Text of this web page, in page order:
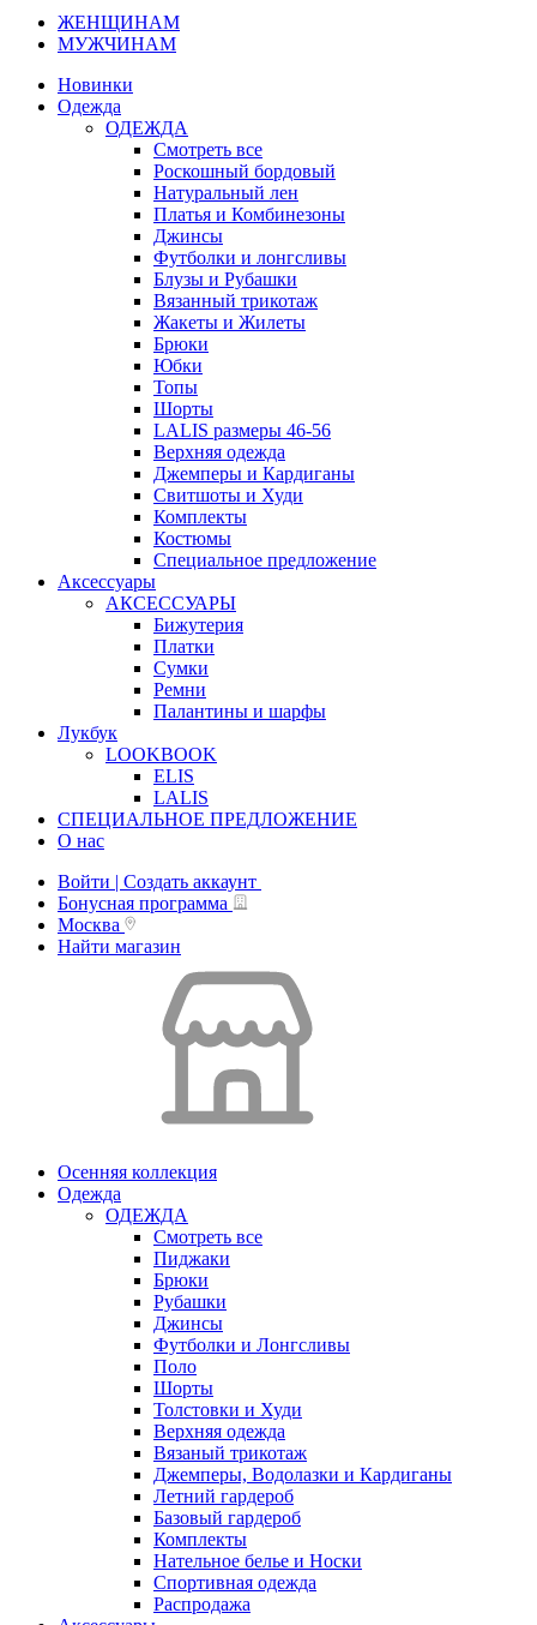
ЖЕНЩИНАМ
МУЖЧИНАМ
Новинки
Одежда
ОДЕЖДА
Смотреть все
Роскошный бордовый
Натуральный лен
Платья и Комбинезоны
Джинсы
Футболки и лонгсливы
Блузы и Рубашки
Вязанный трикотаж
Жакеты и Жилеты
Брюки
Юбки
Топы
Шорты
LALIS размеры 46-56
Верхняя одежда
Джемперы и Кардиганы
Свитшоты и Худи
Комплекты
Костюмы
Специальное предложение
Аксессуары
АКСЕССУАРЫ
Бижутерия
Платки
Сумки
Ремни
Палантины и шарфы
Лукбук
LOOKBOOK
ELIS
LALIS
СПЕЦИАЛЬНОЕ ПРЕДЛОЖЕНИЕ
О нас
Войти | Создать аккаунт
Бонусная программа
Москва
Найти магазин
Осенняя коллекция
Одежда
ОДЕЖДА
Смотреть все
Пиджаки
Брюки
Рубашки
Джинсы
Футболки и Лонгсливы
Поло
Шорты
Толстовки и Худи
Верхняя одежда
Вязаный трикотаж
Джемперы, Водолазки и Кардиганы
Летний гардероб
Базовый гардероб
Комплекты
Нательное белье и Носки
Спортивная одежда
Распродажа